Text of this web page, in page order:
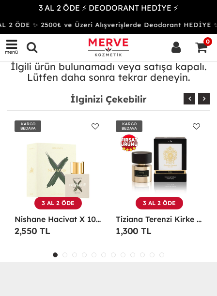
3 AL 2 ÖDE ⚡ DEODORANT HEDİYE ⚡
2 ÖDE ✨ 2500₺ ve Üzeri Alışverişlerde Deodorant HEDİYE
menü
0
İlgili ürün bulunamadı veya satışa kapalı.
Lütfen daha sonra tekrar deneyin.
İlginizi Çekebilir
KARGO
BEDAVA
3 AL 2 ÖDE
Nishane Hacivat X 100 Ml Unisex Parfüm
2,550 TL
KARGO
BEDAVA
3 AL 2 ÖDE
Tiziana Terenzi Kirke Edp 100 ML Unisex Parfüm - TTKE
1,300 TL